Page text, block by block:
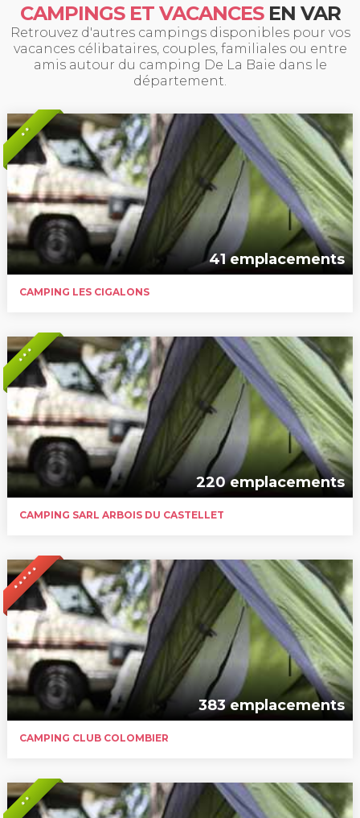
CAMPINGS ET VACANCESEN VAR
Retrouvez d'autres campings disponibles pour vos
vacances célibataires, couples, familiales ou entre
amis autour du camping De La Baie dans le
département.
* *
41 emplacements
CAMPING LES CIGALONS
* * *
220 emplacements
CAMPING SARL ARBOIS DU CASTELLET
* * * * *
383 emplacements
CAMPING CLUB COLOMBIER
* *